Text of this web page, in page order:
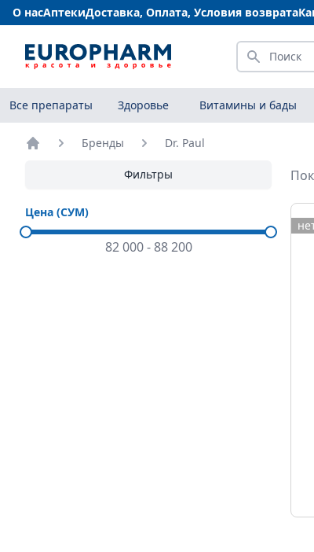
О насАптекиДоставка, Оплата, Условия возврата
Искать
Все препараты Здоровье Витамины и бады
Бренды Dr. Paul
Фильтры
Цена (СУМ)
82 000-88 200